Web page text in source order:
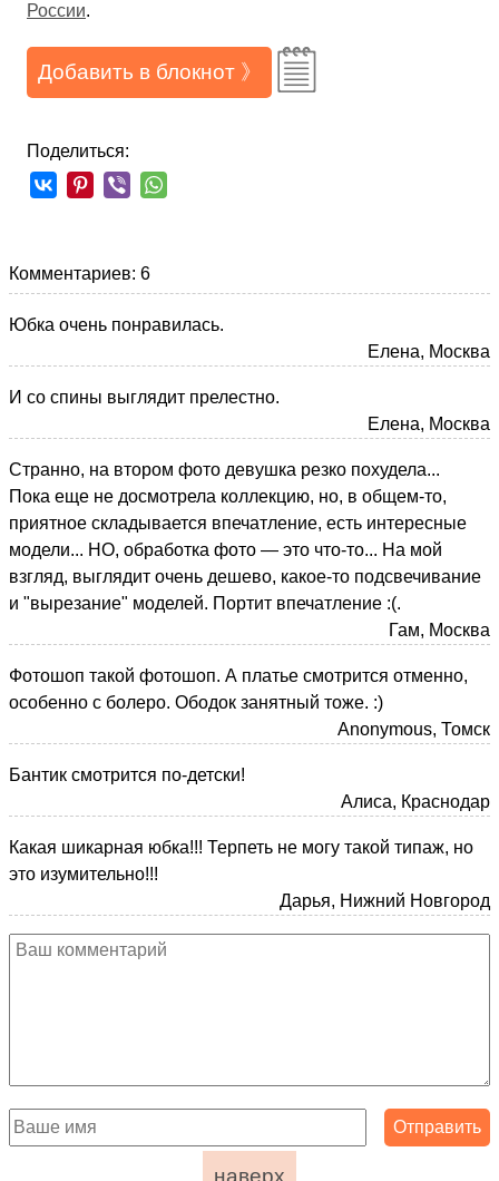
России.
Добавить в блокнот 》
Поделиться:
Комментариев: 6
Юбка очень понравилась.
Елена, Москва
И со спины выглядит прелестно.
Елена, Москва
Странно, на втором фото девушка резко похудела...
Пока еще не досмотрела коллекцию, но, в общем-то,
приятное складывается впечатление, есть интересные
модели... НО, обработка фото — это что-то... На мой
взгляд, выглядит очень дешево, какое-то подсвечивание
и "вырезание" моделей. Портит впечатление :(.
Гам, Москва
Фотошоп такой фотошоп. А платье смотрится отменно,
особенно с болеро. Ободок занятный тоже. :)
Anonymous, Томск
Бантик смотрится по-детски!
Алиса, Краснодар
Какая шикарная юбка!!! Терпеть не могу такой типаж, но
это изумительно!!!
Дарья, Нижний Новгород
наверх